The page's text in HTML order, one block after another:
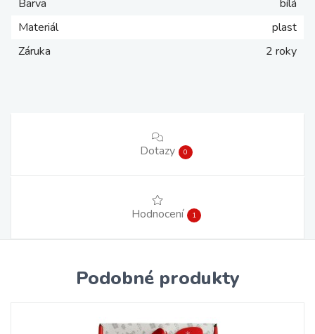
Barva
bílá
Materiál
plast
Záruka
2 roky
Dotazy 0
Hodnocení 1
Podobné produkty